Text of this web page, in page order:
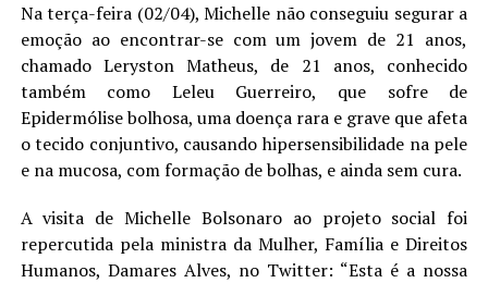
Na terça-feira (02/04), Michelle não conseguiu segurar a
emoção ao encontrar-se com um jovem de 21 anos,
chamado Leryston Matheus, de 21 anos, conhecido
também como Leleu Guerreiro, que sofre de
Epidermólise bolhosa, uma doença rara e grave que afeta
o tecido conjuntivo, causando hipersensibilidade na pele
e na mucosa, com formação de bolhas, e ainda sem cura.
A visita de Michelle Bolsonaro ao projeto social foi
repercutida pela ministra da Mulher, Família e Direitos
Humanos, Damares Alves, no Twitter: “Esta é a nossa